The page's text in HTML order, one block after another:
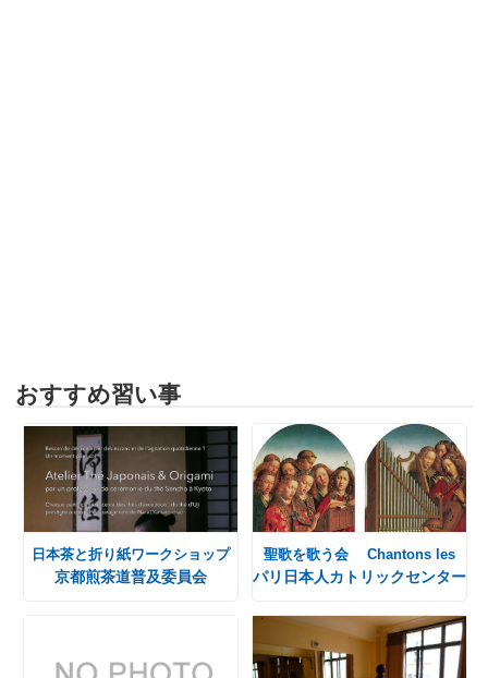
おすすめ習い事
日本茶と折り紙ワークショップ
京都煎茶道普及委員会
聖歌を歌う会 Chantons les
パリ日本人カトリックセンター